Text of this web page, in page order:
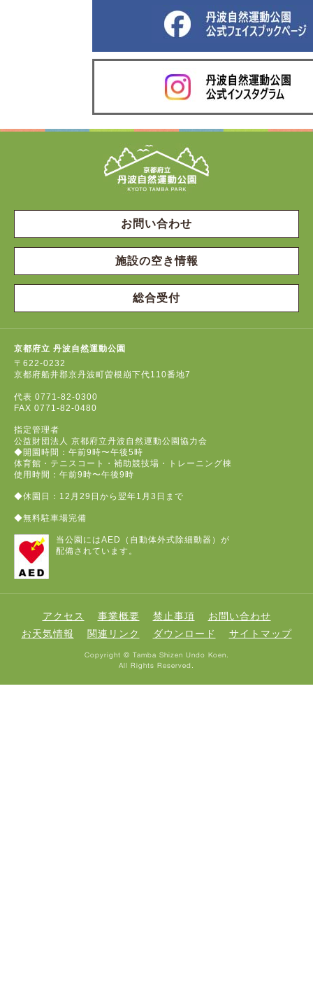
お問い合わせ
施設の空き情報
総合受付
京都府立 丹波自然運動公園
〒622-0232
京都府船井郡京丹波町曽根崩下代110番地7
代表 0771-82-0300
FAX 0771-82-0480
指定管理者
公益財団法人 京都府立丹波自然運動公園協力会
◆開園時間：午前9時〜午後5時
体育館・テニスコート・補助競技場・トレーニング棟
使用時間：午前9時〜午後9時
◆休園日：12月29日から翌年1月3日まで
◆無料駐車場完備
当公園にはAED（自動体外式除細動器）が
配備されています。
アクセス 事業概要 禁止事項
お問い合わせ
お天気情報
関連リンク ダウンロード サイトマップ
Copyright © Tamba Shizen Undo Koen.
All Rights Reserved.